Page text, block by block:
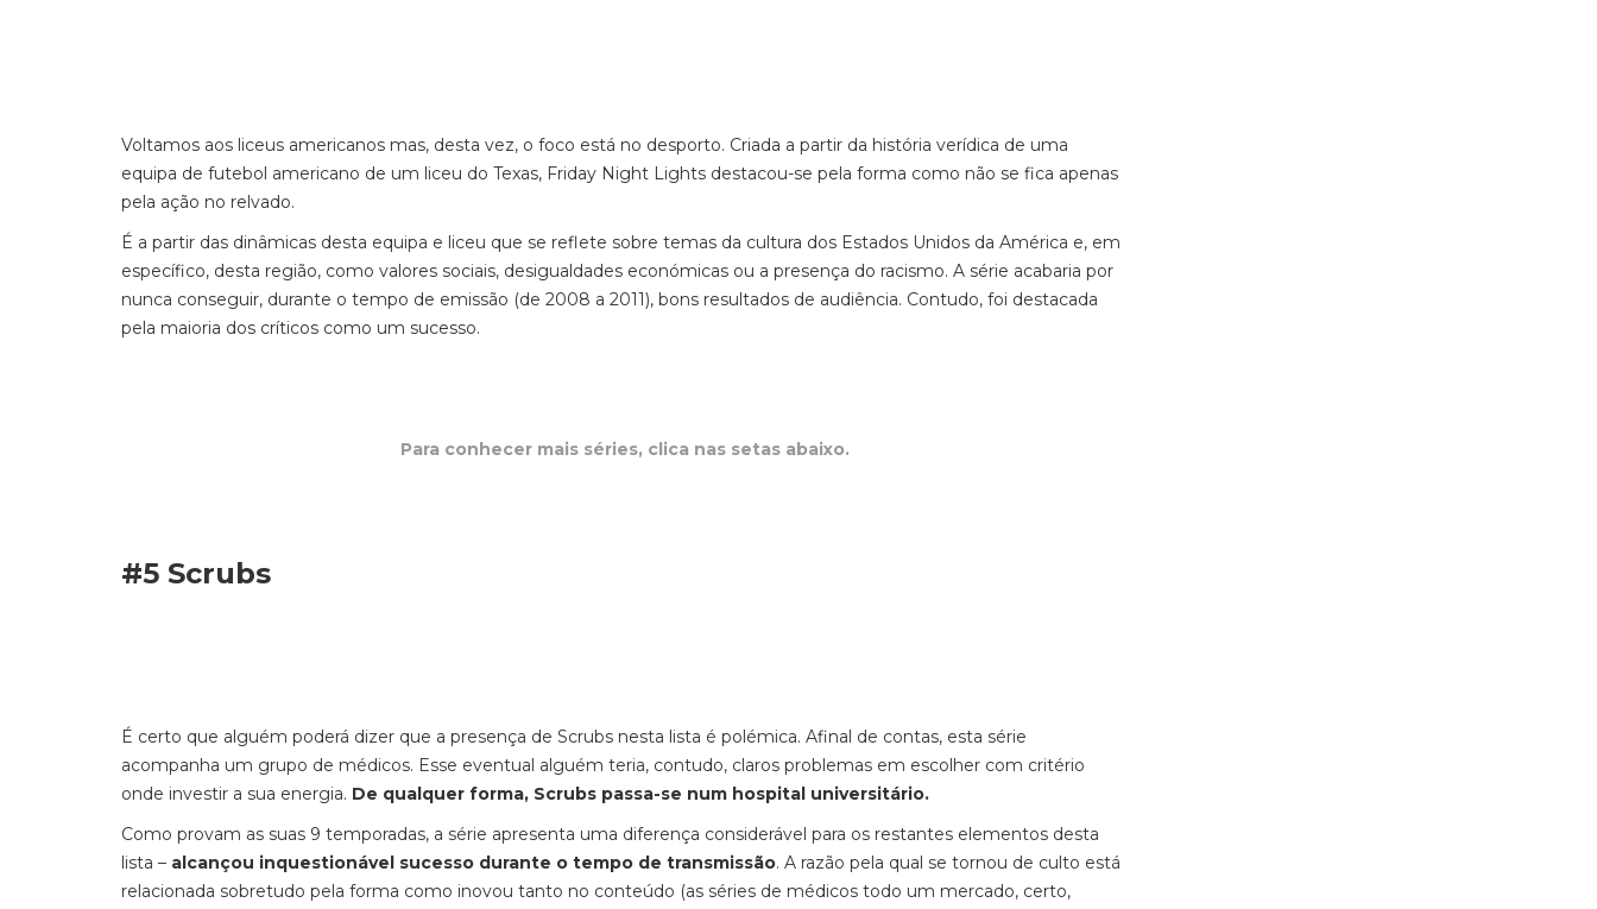
Voltamos aos liceus americanos mas, desta vez, o foco está no desporto. Criada a partir da história verídica de uma
equipa de futebol americano de um liceu do Texas, Friday Night Lights destacou-se pela forma como não se fica apenas
pela ação no relvado.
É a partir das dinâmicas desta equipa e liceu que se reflete sobre temas da cultura dos Estados Unidos da América e, em
específico, desta região, como valores sociais, desigualdades económicas ou a presença do racismo. A série acabaria por
nunca conseguir, durante o tempo de emissão (de 2008 a 2011), bons resultados de audiência. Contudo, foi destacada
pela maioria dos críticos como um sucesso.
Para conhecer mais séries, clica nas setas abaixo.
#5 Scrubs
É certo que alguém poderá dizer que a presença de Scrubs nesta lista é polémica. Afinal de contas, esta série
acompanha um grupo de médicos. Esse eventual alguém teria, contudo, claros problemas em escolher com critério
onde investir a sua energia. De qualquer forma, Scrubs passa-se num hospital universitário.
Como provam as suas 9 temporadas, a série apresenta uma diferença considerável para os restantes elementos desta
lista – alcançou inquestionável sucesso durante o tempo de transmissão. A razão pela qual se tornou de culto está
relacionada sobretudo pela forma como inovou tanto no conteúdo (as séries de médicos todo um mercado, certo,